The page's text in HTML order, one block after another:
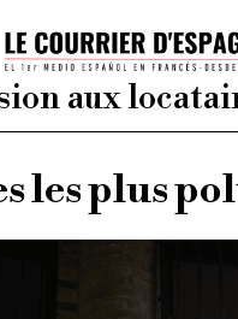
aux
les plus